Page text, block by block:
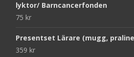
lyktor/ Barncancerfonden
75 kr
Presentset Lärare (mugg,
359 kr